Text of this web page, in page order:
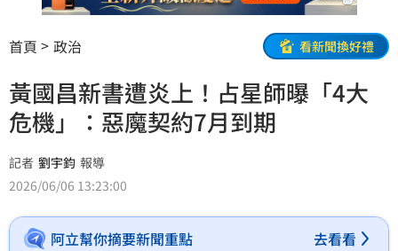
首頁 政治 看新聞換好禮
黃國昌新書遭炎上！占星師曝「4大
危機」：惡魔契約7月到期
記者 劉宇鈞 報導
2026/06/06 13:23:00
阿立幫你摘要新聞重點 去看看